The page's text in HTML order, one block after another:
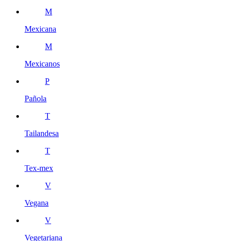
M
Mexicana
M
Mexicanos
P
Pañola
T
Tailandesa
T
Tex-mex
V
Vegana
V
Vegetariana